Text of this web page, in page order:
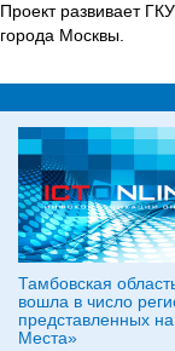
Проект развивает
города Москвы.
Тамбовская
вошла в число
представленных
Места»